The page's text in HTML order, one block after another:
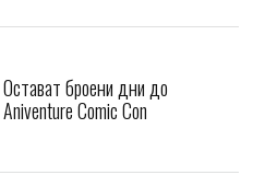
Остават броени дни до
Aniventure Comic Con